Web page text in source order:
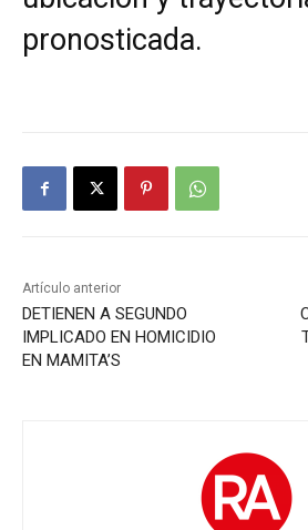
pronosticada.
Artículo anterior
DETIENEN A SEGUNDO
IMPLICADO EN HOMICIDIO
EN MAMITA’S